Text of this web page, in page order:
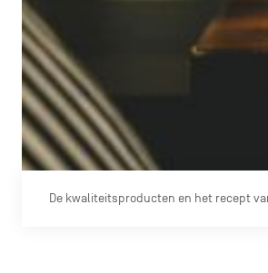
De kwaliteitsproducten en het recept